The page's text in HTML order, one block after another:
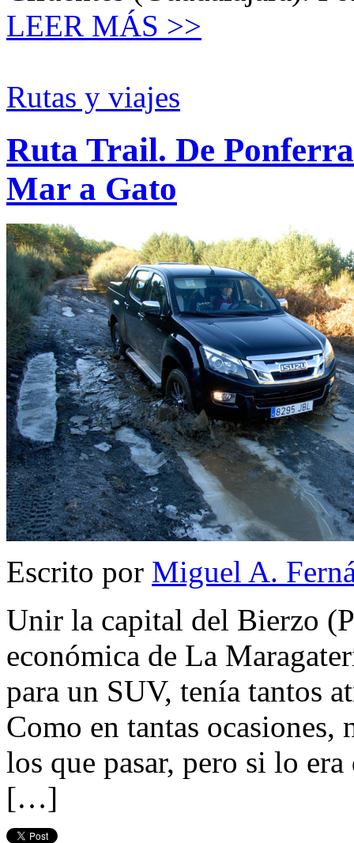
LEER MÁS >>
Rutas y viajes
Ruta Trail. De
Mar a Gato
Escrito por Miguel A.
Unir la capital del Bierzo
económica de La
para un SUV, tenía tantos
Como en tantas
los que pasar, pero si lo
[…]